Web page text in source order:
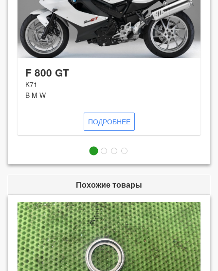
F 800 GT
K71
B M W
ПОДРОБНЕЕ
Похожие товары